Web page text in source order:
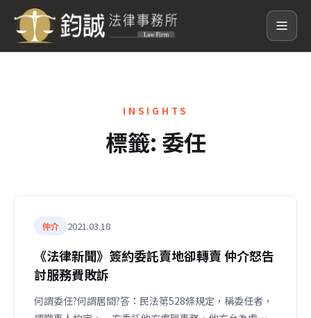
INSIGHTS
標籤: 委任
仲介 2021.03.18
《法律新聞》簽約委託賣地卻轉賣 仲介怒告
討服務費敗訴
何謂委任?何謂居間?答：民法第528條規定，稱委任者，